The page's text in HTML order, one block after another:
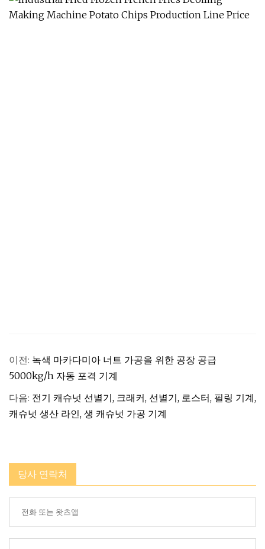
이전: 녹색 마카다미아 너트 가공을 위한 공장 공급
5000kg/h 자동 포격 기계
다음: 전기 캐슈넛 선별기, 크래커, 선별기, 로스터, 필링 기계,
캐슈넛 생산 라인, 생 캐슈넛 가공 기계
당사 연락처